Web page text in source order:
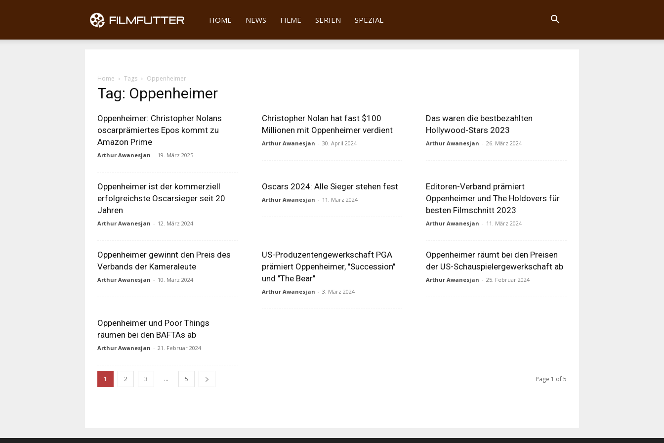
Filmfutter
HOME NEWS FILME SERIEN SPEZIAL
Home Tags Oppenheimer
Tag: Oppenheimer
Oppenheimer: Christopher Nolans
oscarprämiertes Epos kommt zu
Amazon Prime
Arthur Awanesjan - 19. März 2025
Christopher Nolan hat fast $100
Millionen mit Oppenheimer verdient
Arthur Awanesjan - 30. April 2024
Das waren die bestbezahlten
Hollywood-Stars 2023
Arthur Awanesjan - 26. März 2024
Oppenheimer ist der kommerziell
erfolgreichste Oscarsieger seit 20
Jahren
Arthur Awanesjan - 12. März 2024
Oscars 2024: Alle Sieger stehen fest
Arthur Awanesjan - 11. März 2024
Editoren-Verband prämiert
Oppenheimer und The Holdovers für
besten Filmschnitt 2023
Arthur Awanesjan - 11. März 2024
Oppenheimer gewinnt den Preis des
Verbands der Kameraleute
Arthur Awanesjan - 10. März 2024
US-Produzentengewerkschaft PGA
prämiert Oppenheimer, "Succession"
und "The Bear"
Arthur Awanesjan - 3. März 2024
Oppenheimer räumt bei den Preisen
der US-Schauspielergewerkschaft ab
Arthur Awanesjan - 25. Februar 2024
Oppenheimer und Poor Things
räumen bei den BAFTAs ab
Arthur Awanesjan - 21. Februar 2024
1 2 3 ... 5 Page 1 of 5